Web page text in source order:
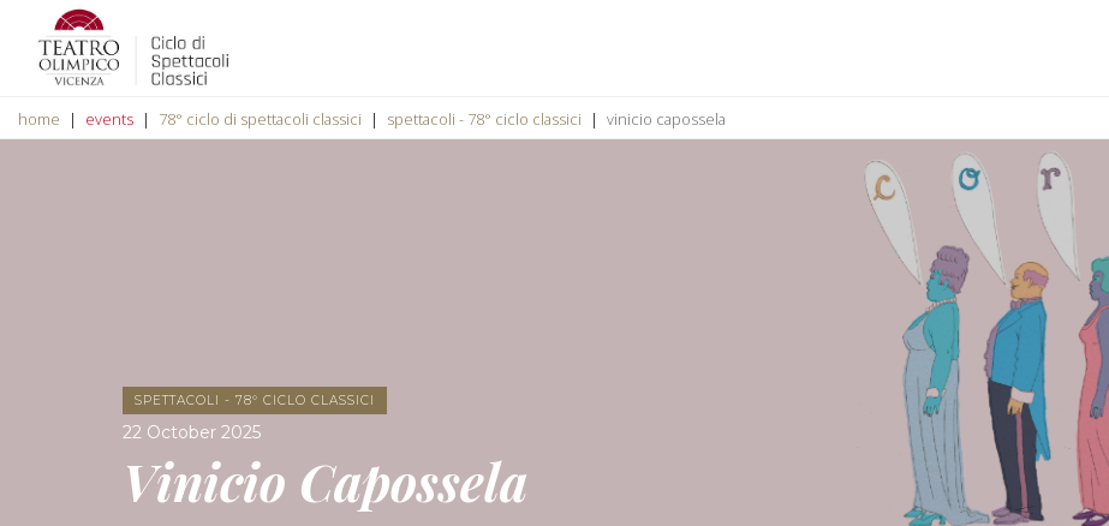
home events 78° ciclo di spettacoli classici spettacoli - 78° ciclo classici vinicio capossela
SPETTACOLI - 78° CICLO CLASSICI
22 October 2025
Vinicio Capossela